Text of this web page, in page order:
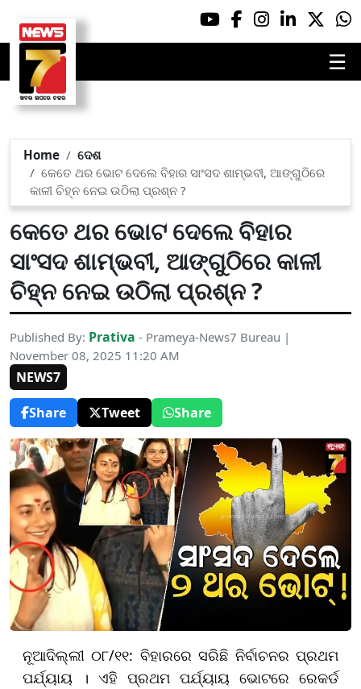
☰
Home
ଦେଶ
କେତେ ଥର ଭୋଟ ଦେଲେ ବିହାର ସାଂସଦ ଶାମ୍ଭବୀ, ଆଙ୍ଗୁଠିରେ
କାଳୀ ଚିହ୍ନ ନେଇ ଉଠିଲା ପ୍ରଶ୍ନ ?
କେତେ ଥର ଭୋଟ ଦେଲେ ବିହାର
ସାଂସଦ ଶାମ୍ଭବୀ, ଆଙ୍ଗୁଠିରେ କାଳୀ
ଚିହ୍ନ ନେଇ ଉଠିଲା ପ୍ରଶ୍ନ ?
Published By: Prativa - Prameya-News7 Bureau |
November 08, 2025 11:20 AM
NEWS7
Share
Tweet Share
ନୂଆଦିଲ୍ଲୀ ୦୮/୧୧: ବିହାରରେ ସରିଛି ନିର୍ବାଚନର ପ୍ରଥମ
ପର୍ଯ୍ୟାୟ । ଏହି ପ୍ରଥମ ପର୍ଯ୍ୟାୟ ଭୋଟରେ ରେକର୍ଡ